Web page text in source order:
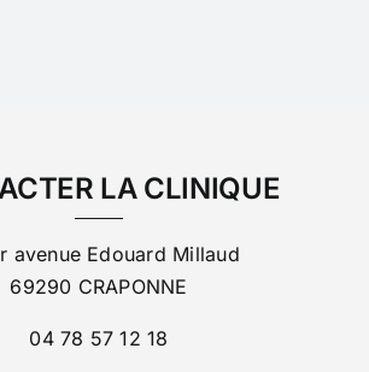
LA CLINIQUE
avenue Edouard Millaud
69290 CRAPONNE
04 78 57 12 18